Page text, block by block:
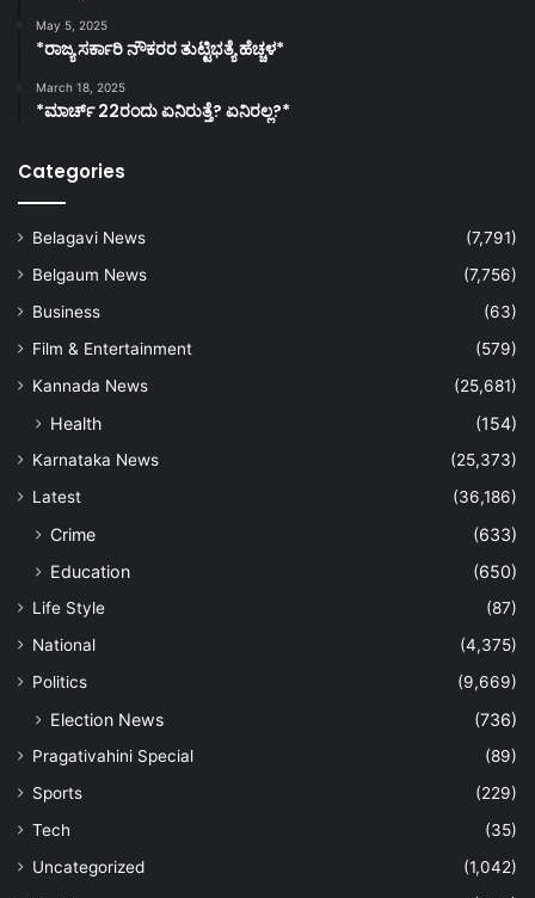
May 5, 2025
*ರಾಜ್ಯ ಸರ್ಕಾರಿ ನೌಕರರ ತುಟ್ಟಿಭತ್ಯೆ ಹೆಚ್ಚಳ*
March 18, 2025
*ಮಾರ್ಚ್ 22ರಂದು ಏನಿರುತ್ತೆ? ಏನಿರಲ್ಲ?*
Categories
Belagavi News
(7,791)
Belgaum News
(7,756)
Business
(63)
Film & Entertainment
(579)
Kannada News
(25,681)
Health (154)
Karnataka News
(25,373)
Latest
(36,186)
Crime
(633)
Education
(650)
Life Style
(87)
National
(4,375)
Politics
(9,669)
Election News (736)
Pragativahini Special
(89)
Sports
(229)
Tech
(35)
Uncategorized
(1,042)